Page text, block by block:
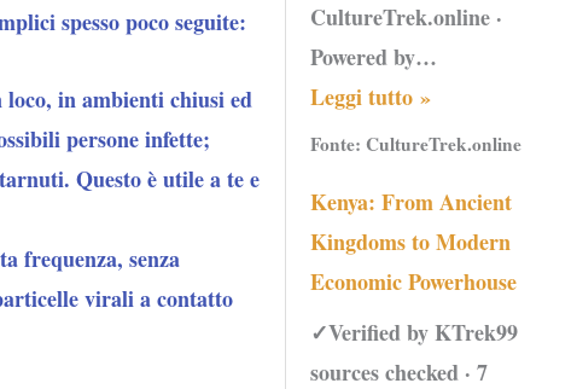
spesso poco seguite:
in ambienti chiusi ed
persone infette;
Questo è utile a te e
frequenza, senza
virali a contatto
CultureTrek.online ·
Powered by…
Leggi tutto »
Fonte:CultureTrek.online
Kenya: From Ancient
Kingdoms to Modern
Economic Powerhouse
✓Verified by KTrek99
sources checked · 7